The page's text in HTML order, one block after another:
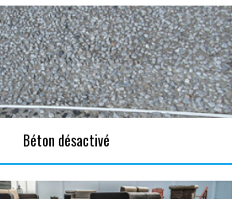
Béton désactivé